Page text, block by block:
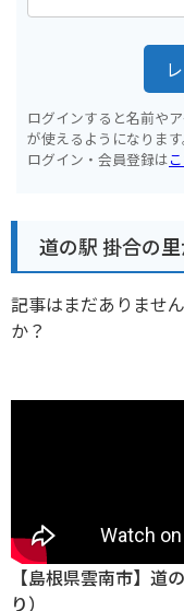
ログインすると名前や
が使えるようになります
ログイン・会員登録は
道の駅 掛合の
記事はまだありませ
か？
【島根県雲南市】道
り）